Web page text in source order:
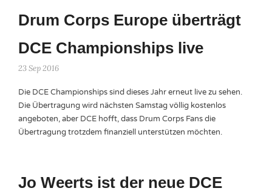
Drum Corps Europe überträgt
DCE Championships live
23 Sep 2016
Die DCE Championships sind dieses Jahr erneut live zu sehen.
Die Übertragung wird nächsten Samstag völlig kostenlos
angeboten, aber DCE hofft, dass Drum Corps Fans die
Übertragung trotzdem finanziell unterstützen möchten.
Jo Weerts ist der neue DCE